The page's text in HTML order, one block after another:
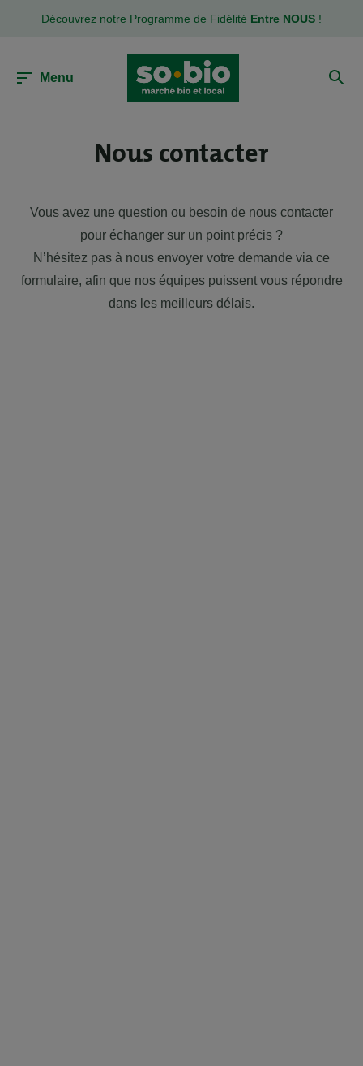
Découvrez notre Programme de Fidélité Entre NOUS !
Menu
Nous contacter
Vous avez une question ou besoin de nous contacter
pour échanger sur un point précis ?
N’hésitez pas à nous envoyer votre demande via ce
formulaire, afin que nos équipes puissent vous répondre
dans les meilleurs délais.